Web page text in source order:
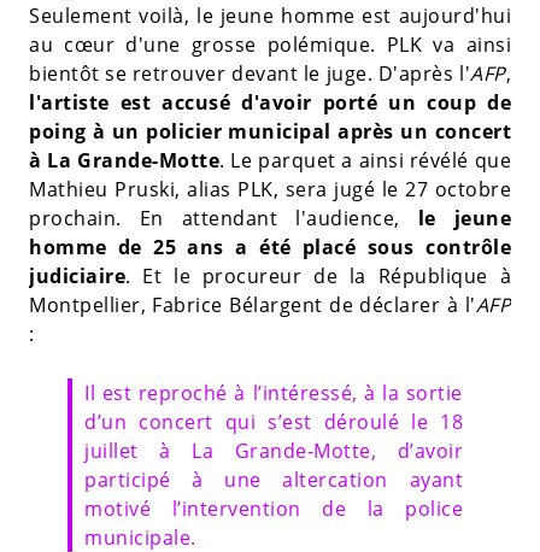
Seulement voilà, le jeune homme est aujourd'hui
au cœur d'une grosse polémique. PLK va ainsi
bientôt se retrouver devant le juge. D'après l'AFP,
l'artiste est accusé d'avoir porté un coup de
poing à un policier municipal après un concert
à La Grande-Motte. Le parquet a ainsi révélé que
Mathieu Pruski, alias PLK, sera jugé le 27 octobre
prochain. En attendant l'audience, le jeune
homme de 25 ans a été placé sous contrôle
judiciaire. Et le procureur de la République à
Montpellier, Fabrice Bélargent de déclarer à l'AFP
:
Il est reproché à l’intéressé, à la sortie
d’un concert qui s’est déroulé le 18
juillet à La Grande-Motte, d’avoir
participé à une altercation ayant
motivé l’intervention de la police
municipale.